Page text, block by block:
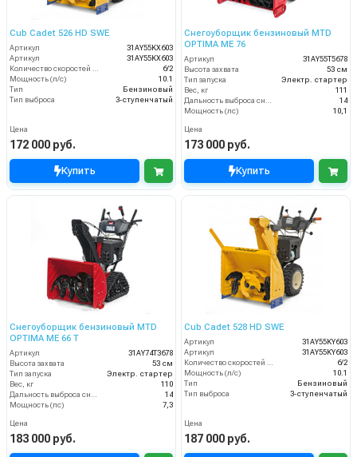
Cub Cadet 526 HD SWE
Артикул
31AY55KX603
Артикул
31AY55KX603
Количество скоростей (вперед/назад)
6/2
Мощность (л/с)
10.1
Тип
Бензиновый
Тип выброса
3-ступенчатый
Цена
172 000 руб.
Купить
Снегоуборщик бензиновый MTD
OPTIMA ME 76
Артикул
31AY55T5678
Высота захвата
53 см
Тип запуска
Электр. стартер
Вес, кг
111
Дальность выброса снега (м)
14
Мощность (лс)
10,1
Цена
173 000 руб.
Купить
Снегоуборщик бензиновый MTD
OPTIMA ME 66 T
Артикул
31AY74T3678
Высота захвата
53 см
Тип запуска
Электр. стартер
Вес, кг
110
14
Мощность (лс)
7,3
Цена
183 000 руб.
Cub Cadet 528 HD SWE
Артикул
31AY55KY603
Артикул
31AY55KY603
6/2
Мощность (л/с)
10.1
Тип
Бензиновый
Тип выброса
3-ступенчатый
Цена
187 000 руб.